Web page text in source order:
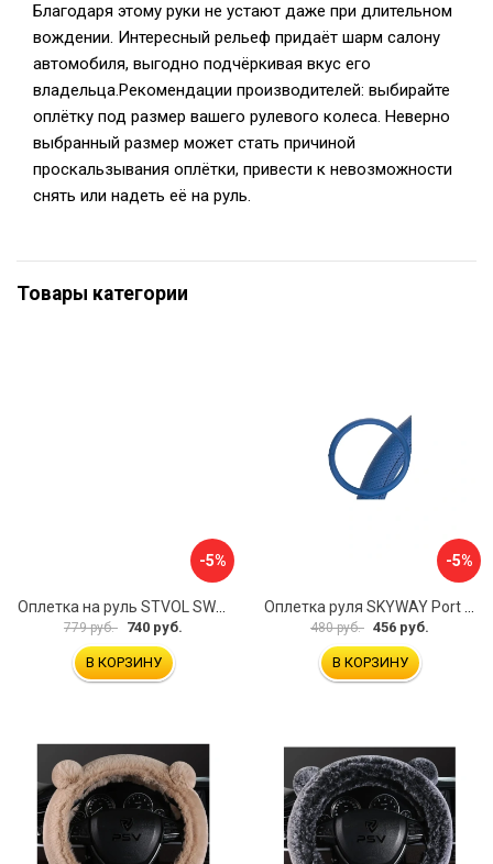
Благодаря этому руки не устают даже при длительном
вождении. Интересный рельеф придаёт шарм салону
автомобиля, выгодно подчёркивая вкус его
владельца.Рекомендации производителей: выбирайте
оплётку под размер вашего рулевого колеса. Неверно
выбранный размер может стать причиной
проскальзывания оплётки, привести к невозможности
снять или надеть её на руль.
Товары категории
-5%
779 руб. 740 руб.
В КОРЗИНУ
-5%
480 руб. 456 руб.
В КОРЗИНУ